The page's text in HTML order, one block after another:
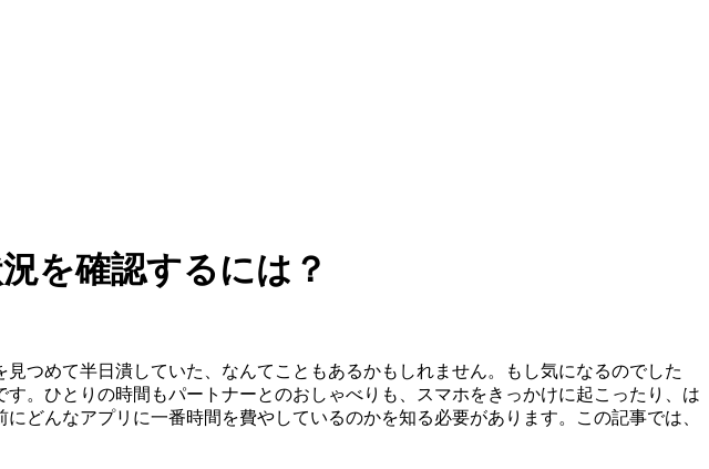
を確認するには？
つめて半日潰していた、なんてこともあるかもしれません。もし気になるのでした
。ひとりの時間もパートナーとのおしゃべりも、スマホをきっかけに起こったり、は
どんなアプリに一番時間を費やしているのかを知る必要があります。この記事では、